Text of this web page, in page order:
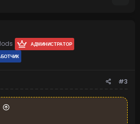
АДМИНИСТРАТОР
#3